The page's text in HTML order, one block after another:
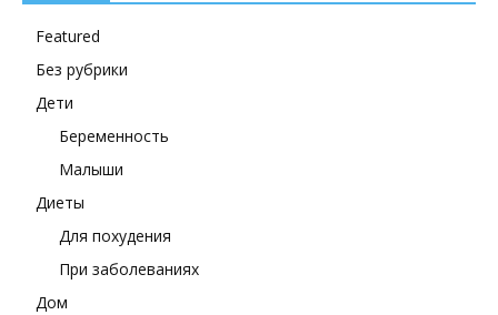
Featured
Без рубрики
Дети
Беременность
Малыши
Диеты
Для похудения
При заболеваниях
Дом